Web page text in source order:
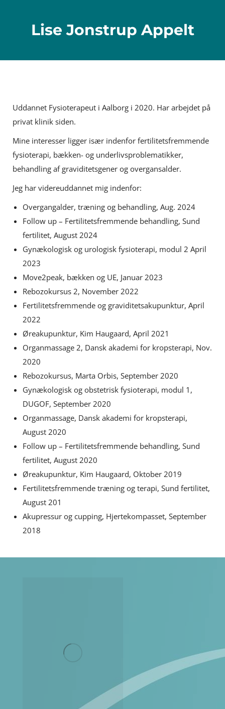
Lise Jonstrup Appelt
Uddannet Fysioterapeut i Aalborg i 2020. Har arbejdet på
privat klinik siden.
Mine interesser ligger især indenfor fertilitetsfremmende
fysioterapi, bækken- og underlivsproblematikker,
behandling af graviditetsgener og overgansalder.
Jeg har videreuddannet mig indenfor:
Overgangalder, træning og behandling, Aug. 2024
Follow up – Fertilitetsfremmende behandling, Sund
fertilitet, August 2024
Gynækologisk og urologisk fysioterapi, modul 2 April
2023
Move2peak, bækken og UE, Januar 2023
Rebozokursus 2, November 2022
Fertilitetsfremmende og graviditetsakupunktur, April
2022
Øreakupunktur, Kim Haugaard, April 2021
Organmassage 2, Dansk akademi for kropsterapi, Nov.
2020
Rebozokursus, Marta Orbis, September 2020
Gynækologisk og obstetrisk fysioterapi, modul 1,
DUGOF, September 2020
Organmassage, Dansk akademi for kropsterapi,
August 2020
Follow up – Fertilitetsfremmende behandling, Sund
fertilitet, August 2020
Øreakupunktur, Kim Haugaard, Oktober 2019
Fertilitetsfremmende træning og terapi, Sund fertilitet,
August 201
Akupressur og cupping, Hjertekompasset, September
2018